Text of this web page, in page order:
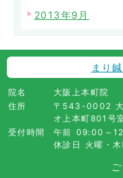
2013年9月
まり
院名
大阪上本町院
住所
〒543-0002 大
オ上本町801号
受付時間
午前 09:00～
休診日 火曜・